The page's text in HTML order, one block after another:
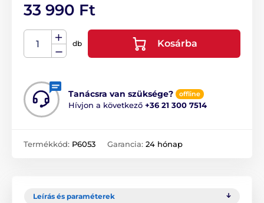
33 990 Ft
db Kosárba
Tanácsra van szüksége? offline
Hívjon a következő +36 21 300 7514
Termékkód: P6053 Garancia: 24 hónap
Leírás és paraméterek